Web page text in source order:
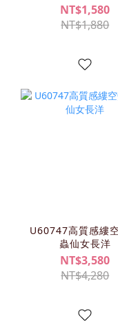
NT$1,580
NT$1,880
U60747高質感縷
蟲仙女長洋
NT$3,580
NT$4,280